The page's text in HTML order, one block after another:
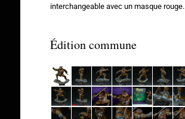
interchangeable avec un masque rouge.
Édition commune